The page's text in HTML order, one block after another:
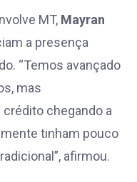
MT, Mayran
a presença
“Temos avançado
mas
chegando a
tinham pouco
afirmou.